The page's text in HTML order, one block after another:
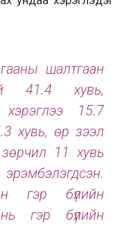
шалтгаан
41.4 хувь,
хэрэглээ 15.7
хувь, өр зээл
11 хувь
гэр бүлийн
гэр бүлийн